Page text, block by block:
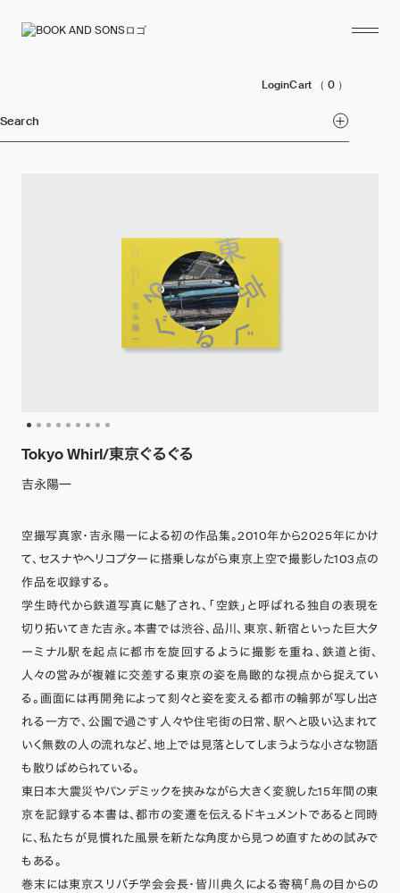
LoginCart （ 0 ）
Search
Tokyo Whirl/東京ぐるぐる
吉永陽一
空撮写真家・吉永陽一による初の作品集。2010年から2025年にかけ
て、セスナやヘリコプターに搭乗しながら東京上空で撮影した103点の
作品を収録する。
学生時代から鉄道写真に魅了され、「空鉄」と呼ばれる独自の表現を
切り拓いてきた吉永。本書では渋谷、品川、東京、新宿といった巨大タ
ーミナル駅を起点に都市を旋回するように撮影を重ね、鉄道と街、
人々の営みが複雑に交差する東京の姿を鳥瞰的な視点から捉えてい
る。画面には再開発によって刻々と姿を変える都市の輪郭が写し出さ
れる一方で、公園で過ごす人々や住宅街の日常、駅へと吸い込まれて
いく無数の人の流れなど、地上では見落としてしまうような小さな物語
も散りばめられている。
東日本大震災やパンデミックを挟みながら大きく変貌した15年間の東
京を記録する本書は、都市の変遷を伝えるドキュメントであると同時
に、私たちが見慣れた風景を新たな角度から見つめ直すための試みで
もある。
巻末には東京スリバチ学会会長・皆川典久による寄稿「鳥の目からの